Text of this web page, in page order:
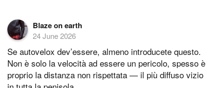
Blaze on earth
24 June 2026
Se autovelox dev’essere, almeno introducete questo.
Non è solo la velocità ad essere un pericolo, spesso è
proprio la distanza non rispettata — il più diffuso vizio